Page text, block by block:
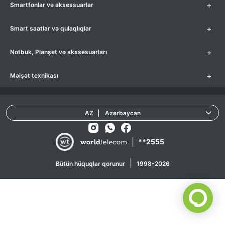
Smartfonlar və aksessuarlar +
Smart saatlar və qulaqlıqlar +
Notbuk, Planşet və akssesuarları +
Məişət texnikası +
**2555
Bütün hüquqlar qorunur 1998-2026
AZ Azərbaycan